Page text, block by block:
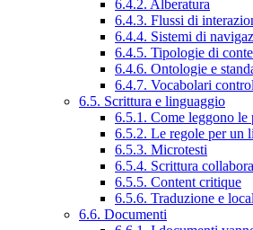
6.4.2. Alberatura
6.4.3. Flussi di
6.4.4. Sistemi di
6.4.5. Tipologie di
6.4.6. Ontologie e
6.4.7. Vocabolari
6.5. Scrittura e linguaggio
6.5.1. Come leggono le
6.5.2. Le regole per un
6.5.3. Microtesti
6.5.4. Scrittura
6.5.5. Content critique
6.5.6. Traduzione e
6.6. Documenti